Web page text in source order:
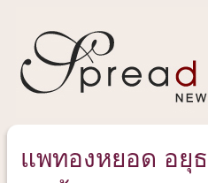
แพทองหยอด อยุ